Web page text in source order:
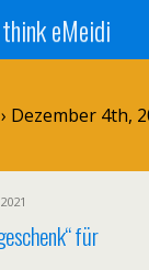
think eMeidi
Dezember 4th,
für